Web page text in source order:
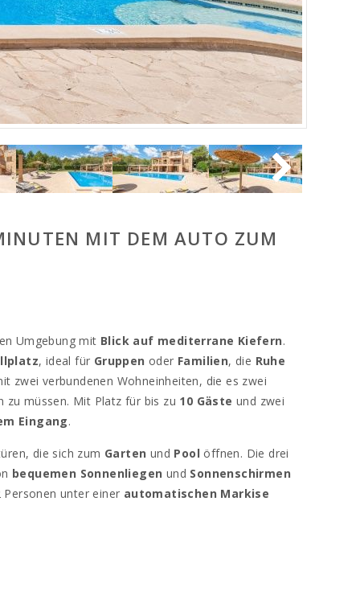
MIT DEM AUTO ZUM
Umgebung mit Blick auf mediterrane Kiefern.
, ideal für Gruppen oder Familien, die Ruhe
zwei verbundenen Wohneinheiten, die es zwei
zu müssen. Mit Platz für bis zu 10 Gäste und zwei
Eingang.
die sich zum Garten und Pool öffnen. Die drei
bequemen Sonnenliegen und Sonnenschirmen
unter einer automatischen Markise